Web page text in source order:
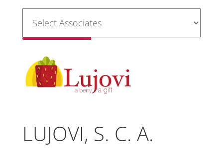
LUJOVI, S. C. A.